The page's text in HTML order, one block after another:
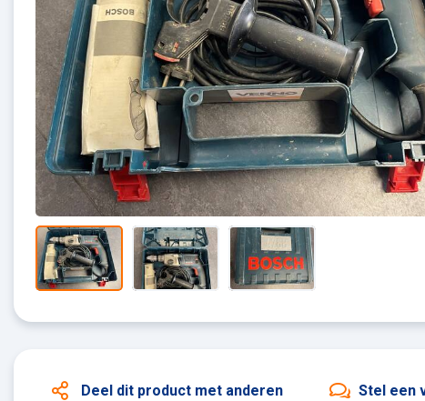
Deel dit product met anderen Stel een